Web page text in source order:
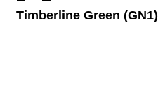
Timberline Green (GN1)